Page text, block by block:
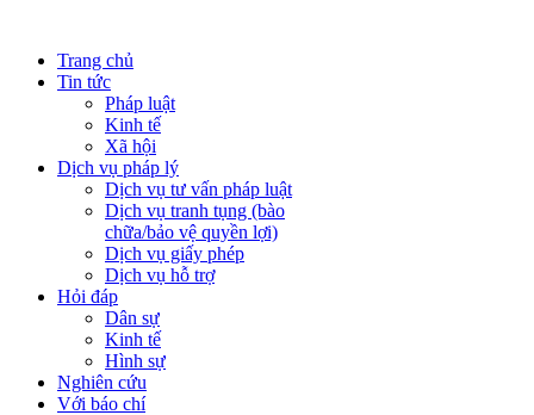
Trang chủ
Tin tức
Pháp luật
Kinh tế
Xã hội
Dịch vụ pháp lý
Dịch vụ tư vấn pháp luật
Dịch vụ tranh tụng (bào
chữa/bảo vệ quyền lợi)
Dịch vụ giấy phép
Dịch vụ hỗ trợ
Hỏi đáp
Dân sự
Kinh tế
Hình sự
Nghiên cứu
Với báo chí